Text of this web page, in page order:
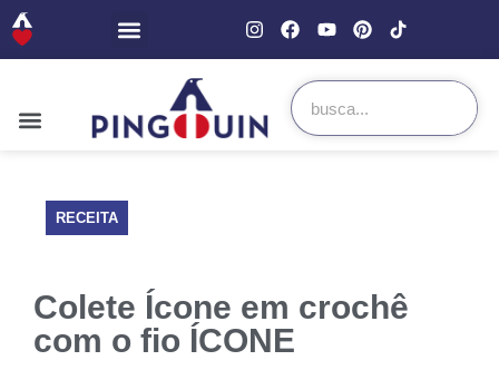
RECEITA
Colete Ícone em crochê
com o fio ÍCONE